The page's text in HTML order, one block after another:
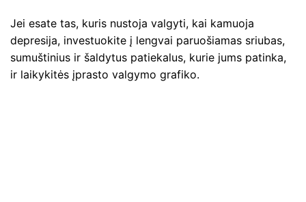
Jei esate tas, kuris nustoja valgyti, kai kamuoja
depresija, investuokite į lengvai paruošiamas sriubas,
sumuštinius ir šaldytus patiekalus, kurie jums patinka,
ir laikykitės įprasto valgymo grafiko.